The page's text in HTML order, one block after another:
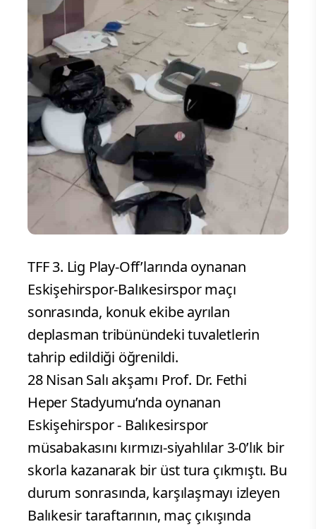
TFF 3. Lig Play-Off’larında oynanan
Eskişehirspor-Balıkesirspor maçı
sonrasında, konuk ekibe ayrılan
deplasman tribünündeki tuvaletlerin
tahrip edildiği öğrenildi.
28 Nisan Salı akşamı Prof. Dr. Fethi
Heper Stadyumu’nda oynanan
Eskişehirspor - Balıkesirspor
müsabakasını kırmızı-siyahlılar 3-0’lık bir
skorla kazanarak bir üst tura çıkmıştı. Bu
durum sonrasında, karşılaşmayı izleyen
Balıkesir taraftarının, maç çıkışında